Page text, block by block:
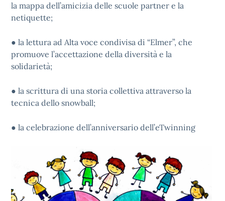
la mappa dell’amicizia delle scuole partner e la
netiquette;
● la lettura ad Alta voce condivisa di “Elmer”, che
promuove l’accettazione della diversità e la
solidarietà;
● la scrittura di una storia collettiva attraverso la
tecnica dello snowball;
● la celebrazione dell’anniversario dell’eTwinning